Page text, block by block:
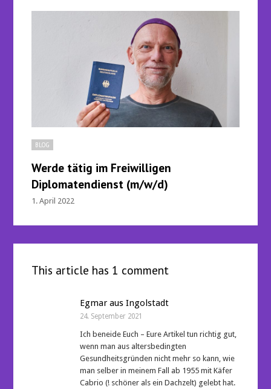
BLOG
Werde tätig im Freiwilligen
Diplomatendienst (m/w/d)
1. April 2022
This article has 1 comment
Egmar aus Ingolstadt
24. September 2021
Ich beneide Euch – Eure Artikel tun richtig gut,
wenn man aus altersbedingten
Gesundheitsgründen nicht mehr so kann, wie
man selber in meinem Fall ab 1955 mit Käfer
Cabrio (! schöner als ein Dachzelt) gelebt hat.